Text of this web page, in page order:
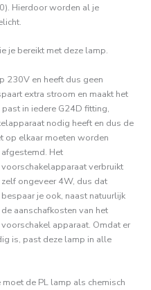
Hierdoor worden al je
je bereikt met deze lamp.
230V en heeft dus geen
extra stroom en maakt het
in iedere G24D fitting,
nodig heeft en dus de
op elkaar moeten worden
afgestemd. Het
voorschakelapparaat verbruikt
zelf ongeveer 4W, dus dat
bespaar je ook, naast natuurlijk
de aanschafkosten van het
voorschakel apparaat. Omdat er
is, past deze lamp in alle
de PL lamp als chemisch